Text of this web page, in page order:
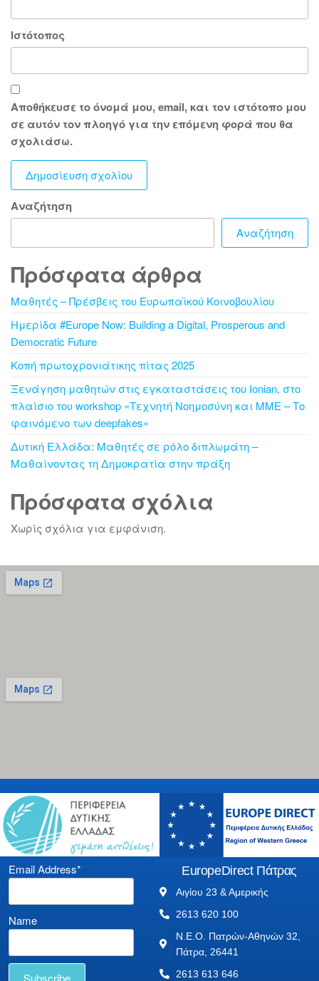
Ιστότοπος
Αποθήκευσε το όνομά μου, email, και τον ιστότοπο μου
σε αυτόν τον πλοηγό για την επόμενη φορά που θα
σχολιάσω.
Αναζήτηση
Αναζήτηση
Πρόσφατα άρθρα
Μαθητές – Πρέσβεις του Ευρωπαϊκού Κοινοβουλίου
Ημερίδα #Europe Now: Building a Digital, Prosperous and
Democratic Future
Κοπή πρωτοχρονιάτικης πίτας 2025
Ξενάγηση μαθητών στις εγκαταστάσεις του Ionian, στο
πλαίσιο του workshop «Τεχνητή Νοημοσύνη και ΜΜΕ – Το
φαινόμενο των deepfakes»
Δυτική Ελλάδα: Μαθητές σε ρόλο διπλωμάτη –
Μαθαίνοντας τη Δημοκρατία στην πράξη
Πρόσφατα σχόλια
Χωρίς σχόλια για εμφάνιση.
Email Address*
Name
EuropeDirect Πάτρας
Αιγίου 23 & Αμερικής
2613 620 100
Ν.Ε.Ο. Πατρών-Αθηνών 32,
Πάτρα, 26441
2613 613 646